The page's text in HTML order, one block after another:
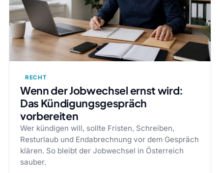
RECHT
Wenn der Jobwechsel ernst wird:
Das Kündigungsgespräch
vorbereiten
Wer kündigen will, sollte Fristen, Schreiben,
Resturlaub und Endabrechnung vor dem Gespräch
klären. So bleibt der Jobwechsel in Österreich
sauber.